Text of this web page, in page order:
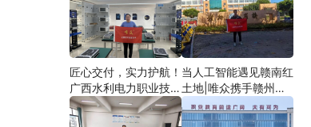
匠心交付，实力护航！
广西水利电力职业技术
学院智慧建筑综合布线
实训项目圆满落地
当人工智能遇见赣南红
土地|唯众携手赣州农
校，开辟涉农职教
“AI+农业”新路径